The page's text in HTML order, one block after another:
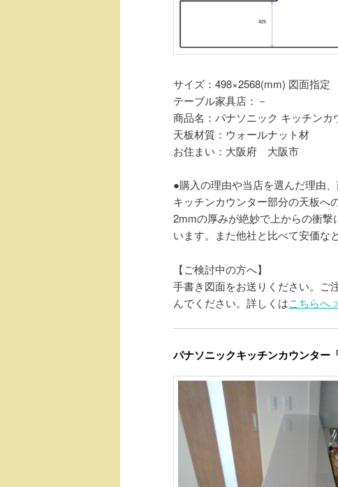
サイズ：498×2568(mm) 図面指定
テーブル家具店：－
商品名：パナソニック キッチンカ
天板材質：ウォールナット材
お住まい：大阪府 大阪市
●購入の理由や当店を選んだ理由
キッチンカウンター部分の天板へ
2mmの厚みが絶妙で上からの衝
います。また他社と比べて安価な
【ご検討中の方へ】
手書き図面をお送りください。ご
んでください。詳しくはこちらへ
パナソニックキッチンカウンター